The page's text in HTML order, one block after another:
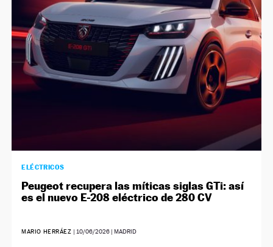
ELÉCTRICOS
Peugeot recupera las míticas siglas GTi: así
es el nuevo E-208 eléctrico de 280 CV
MARIO HERRÁEZ | 10/06/2026 | MADRID